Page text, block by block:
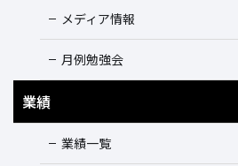
メディア情報
月例勉強会
業績
業績一覧